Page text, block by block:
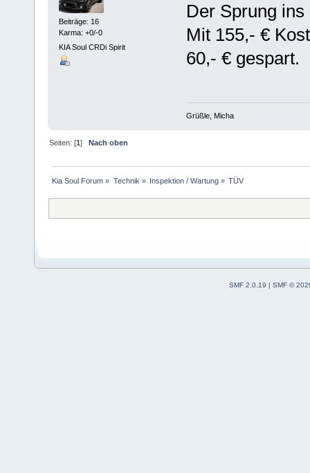
Beiträge: 16
Karma: +0/-0
KIA Soul CRDi Spirit
Der Sprung
Mit 155,- €
60,- € gespart.
Grüßle, Micha
Seiten: [1]Nach oben
Kia Soul Forum » Technik » Inspektion / Wartung» TÜV
SMF 2.0.19 | SMF ©